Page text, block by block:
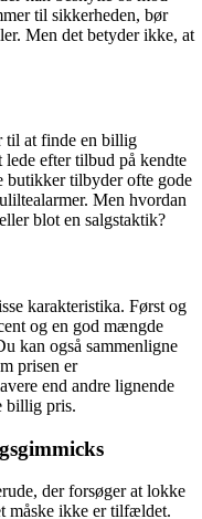
til sikkerheden, bør
Men det betyder ikke, at
til at finde en billig
lede efter tilbud på kendte
butikker tilbyder ofte gode
Men hvordan
blot en salgstaktik?
karakteristika. Først og
og en god mængde
kan også sammenligne
prisen er
end andre lignende
billig pris.
der forsøger at lokke
måske ikke er tilfældet.